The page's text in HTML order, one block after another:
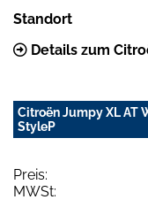
Standort
Details zum
Citroën Jumpy XL AT
StyleP
Preis:
MWSt: